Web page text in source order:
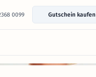
0099 Gutschein kaufen